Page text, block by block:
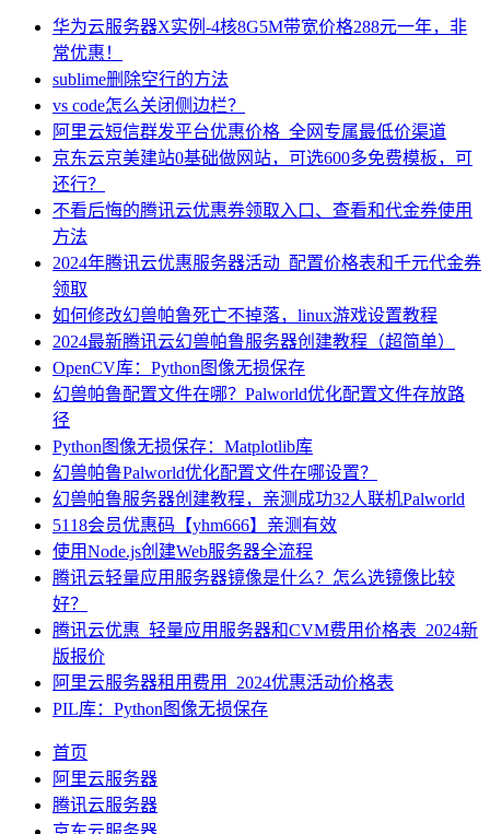
华为云服务器X实例-4核8G5M带宽价格288元一年，非
常优惠！
sublime删除空行的方法
vs code怎么关闭侧边栏？
阿里云短信群发平台优惠价格_全网专属最低价渠道
京东云京美建站0基础做网站，可选600多免费模板，可
还行？
不看后悔的腾讯云优惠券领取入口、查看和代金券使用
方法
2024年腾讯云优惠服务器活动_配置价格表和千元代金券
领取
如何修改幻兽帕鲁死亡不掉落，linux游戏设置教程
2024最新腾讯云幻兽帕鲁服务器创建教程（超简单）
OpenCV库：Python图像无损保存
幻兽帕鲁配置文件在哪？Palworld优化配置文件存放路
径
Python图像无损保存：Matplotlib库
幻兽帕鲁Palworld优化配置文件在哪设置？
幻兽帕鲁服务器创建教程，亲测成功32人联机Palworld
5118会员优惠码【yhm666】亲测有效
使用Node.js创建Web服务器全流程
腾讯云轻量应用服务器镜像是什么？怎么选镜像比较
好？
腾讯云优惠_轻量应用服务器和CVM费用价格表_2024新
版报价
阿里云服务器租用费用_2024优惠活动价格表
PIL库：Python图像无损保存
首页
阿里云服务器
腾讯云服务器